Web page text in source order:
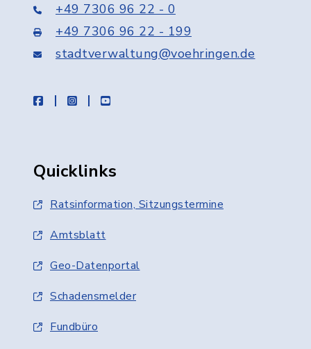
+49 7306 96 22 - 0
+49 7306 96 22 - 199
stadtverwaltung@voehringen.de
facebookinstagramyoutube
Quicklinks
Ratsinformation, Sitzungstermine
Amtsblatt
Geo-Datenportal
Schadensmelder
Fundbüro